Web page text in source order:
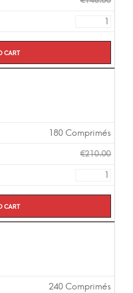
cart
180 Comprimés
€210.00
cart
240 Comprimés